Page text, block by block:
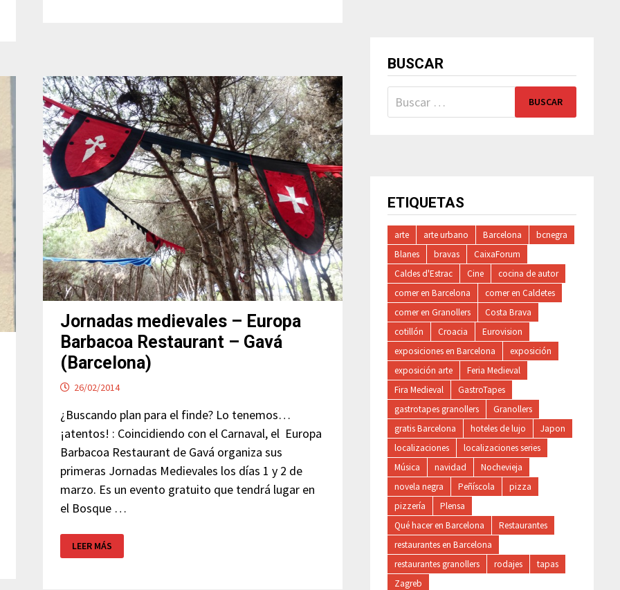
Jornadas medievales – Europa
Barbacoa Restaurant – Gavá
(Barcelona)
26/02/2014
¿Buscando plan para el finde? Lo tenemos…
¡atentos! : Coincidiendo con el Carnaval, el Europa
Barbacoa Restaurant de Gavá organiza sus
primeras Jornadas Medievales los días 1 y 2 de
marzo. Es un evento gratuito que tendrá lugar en
el Bosque …
JORNADAS
MEDIEVALES
–
LEER MÁS
BUSCAR
Buscar:
ETIQUETAS
arte arte urbano Barcelona
bcnegra
Blanes
bravas
CaixaForum
Caldes d'Estrac
Cine
cocina de autor
comer en Barcelona
comer en Caldetes
comer en Granollers
Costa Brava
cotillón
Croacia
Eurovision
exposiciones en Barcelona
exposición
exposición arte
Feria Medieval
Fira Medieval
GastroTapes
gastrotapes granollers
Granollers
gratis Barcelona
hoteles de lujo
Japon
localizaciones
localizaciones series
Música
navidad
Nochevieja
novela negra
Peñíscola
pizza
pizzería
Plensa
Qué hacer en Barcelona
Restaurantes
restaurantes en Barcelona
restaurantes granollers
rodajes
tapas
Zagreb